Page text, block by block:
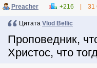
Preacher +216 31
Цитата Vlod Bellic
Проповедник,
Христос, что